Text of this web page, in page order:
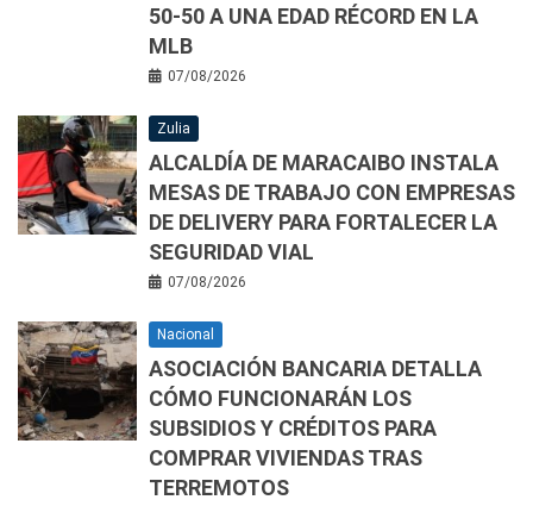
50-50 A UNA EDAD RÉCORD EN LA
MLB
07/08/2026
Zulia
ALCALDÍA DE MARACAIBO INSTALA
MESAS DE TRABAJO CON EMPRESAS
DE DELIVERY PARA FORTALECER LA
SEGURIDAD VIAL
07/08/2026
Nacional
ASOCIACIÓN BANCARIA DETALLA
CÓMO FUNCIONARÁN LOS
SUBSIDIOS Y CRÉDITOS PARA
COMPRAR VIVIENDAS TRAS
TERREMOTOS